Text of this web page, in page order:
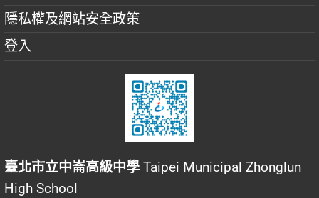
隱私權及網站安全政策
登入
臺北市立中崙高級中學 Taipei Municipal Zhonglun
High School